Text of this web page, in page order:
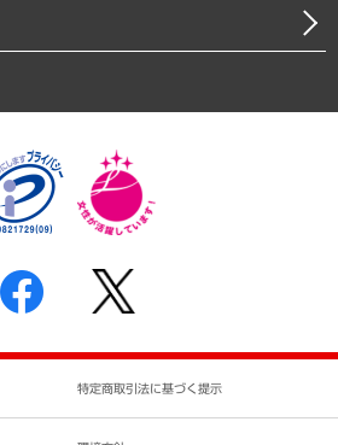
請求の手続きについて
特定商取引法に基づく提示